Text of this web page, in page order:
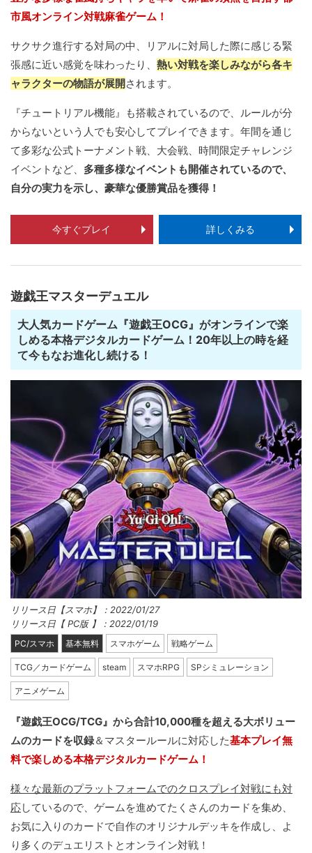
市風オンライン対戦麻雀ゲーム！
サクサク進行する対局の中、リアルに対局した際に感じる緊
張感に近い感覚を味わったり、 熱い対戦を楽しみながら各キ
ャラクターの物語が展開 されます。
『チュートリアル機能』も搭載されているので、ルールが分
からないという人でも安心してプレイできます。年間を通じ
て多彩な公式トーナメント戦、大会戦、時間限定チャレンジ
イベントなど、 多種多様なイベントも開催されているので、
自分の実力を示し、豪華な優勝賞品を獲得！
今すぐプレイ 詳しくみる
遊戯王マスターデュエル
大人気カードゲーム『遊戯王OCG』がオンラインで楽
しめる本格デジタルカードゲーム！20年以上の時を経
て今もなお進化し続ける！
リリース日【スマホ】：2022/01/27
リリース日【 PC版 】：2022/01/19
PC/スマホ 基本無料 スマホゲーム 戦略ゲーム
TCG／カードゲーム steam スマホRPG SPシミュレーション
アニメゲーム
『遊戯王OCG/TCG』から合計10,000種を超える大ボリュー
ムのカードを収録＆マスタールールに対応した基本プレイ無
料で楽しめる本格デジタルカードゲーム！
様々な最新のプラットフォームでのクロスプレイ対戦にも対
応しているので、ゲームを進めてたくさんのカードを集め、
お気に入りのカードで自作のオリジナルデッキを作成し、よ
り多くのデュエリストとオンライン対戦！